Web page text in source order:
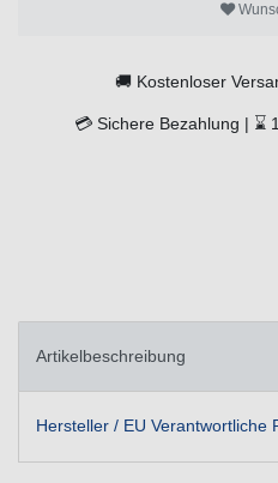
🚚 Kostenloser
💳 Sichere Bezahlung | ⌛
Artikelbeschreibung
Hersteller / EU Verantwortliche